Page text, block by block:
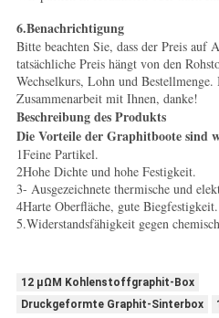
6.Benachrichtigung
Bitte beachten Sie, dass der Preis auf
tatsächliche Preis hängt von den
Wechselkurs, Lohn und
Zusammenarbeit mit Ihnen, danke!
Beschreibung des Produkts
Die Vorteile der Graphitboote sind
1Feine Partikel.
2Hohe Dichte und hohe Festigkeit.
3- Ausgezeichnete thermische und
4Harte Oberfläche, gute Biegfestigkeit.
5.Widerstandsfähigkeit gegen
12 μΩM Kohlenstoffgraphit-Box
Druckgeformte Graphit-Sinterbox